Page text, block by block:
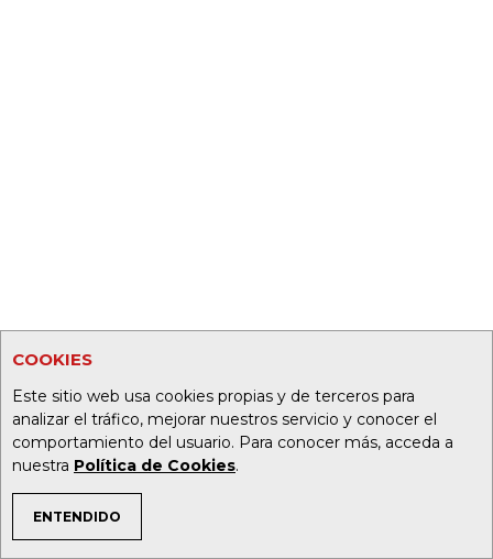
COOKIES
Este sitio web usa cookies propias y de terceros para
analizar el tráfico, mejorar nuestros servicio y conocer el
comportamiento del usuario. Para conocer más, acceda a
nuestra Política de Cookies.
ENTENDIDO
TEMAS DE INTERÉS